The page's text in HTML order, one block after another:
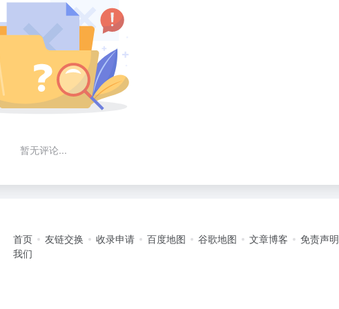
暂无评论...
首页 友链交换 收录申请 百度地图 谷歌地图 文章博客 免责声明
我们